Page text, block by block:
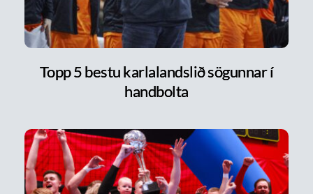
Topp 5 bestu karlalandslið sögunnar í
handbolta